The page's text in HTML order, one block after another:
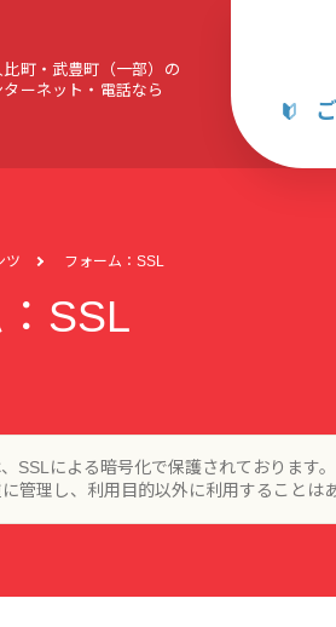
町・武豊町（一部）の
ーネット・電話なら
ツ フォーム：SSL
SSL
SSLによる暗号化で保護されております。
管理し、利用目的以外に利用することは